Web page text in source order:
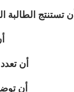
أن تستنتج
أن
أن